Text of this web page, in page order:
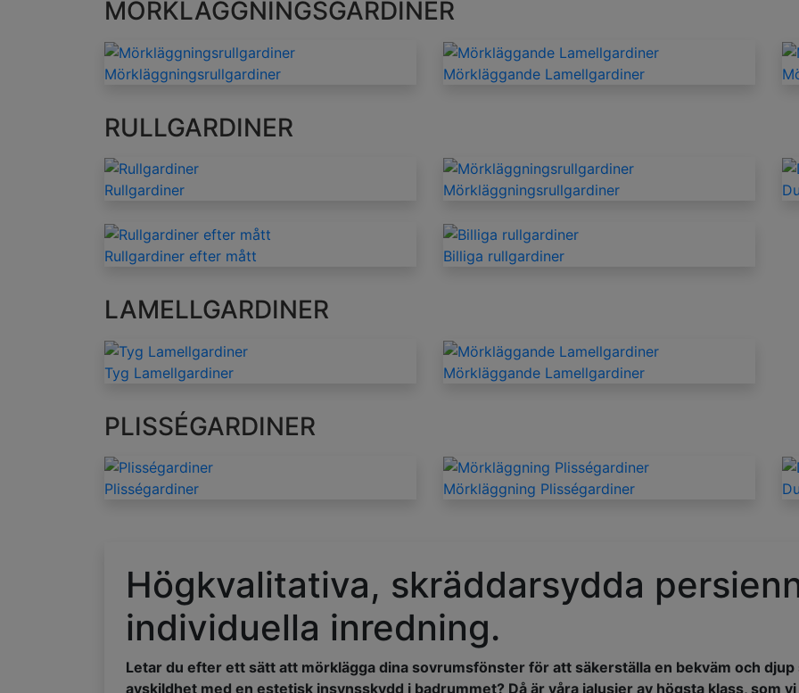
MÖRKLÄGGNINGSGARDINER
Mörkläggningsrullgardiner Mörkläggande Lamellgardiner
RULLGARDINER
Rullgardiner Mörkläggningsrullgardiner
Rullgardiner efter mått Billiga rullgardiner
LAMELLGARDINER
Tyg Lamellgardiner Mörkläggande Lamellgardiner
PLISSÉGARDINER
Plisségardiner Mörkläggning Plisségardiner
Högkvalitativa, skräddarsydda
individuella inredning.
Letar du efter ett sätt att mörklägga dina sovrumsfönster för att säkerställa en bekväm och djup
avskildhet med en estetisk insynsskydd i badrummet? Då är våra jalusier av högsta klass, som